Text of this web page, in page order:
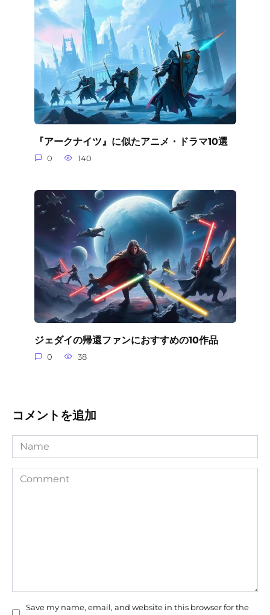
『アークナイツ』に似たアニメ・ドラマ10選
0 140
ジェダイの帰還ファンにおすすめの10作品
0 38
コメントを追加
Name
Comment
Save my name, email, and website in this browser for the